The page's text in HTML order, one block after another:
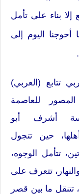
إلا بناء على تأمل
اليوم إلى
تتابع (العربي)
المصور للعاصمة
أشرف أبو
حين تتجول
تتأمل الوجوه،
تتعرف على
تتنقل ما بين قصر